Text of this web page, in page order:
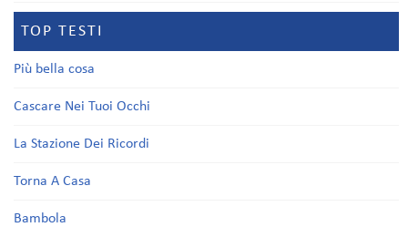
TOP TESTI
Più bella cosa
Cascare Nei Tuoi Occhi
La Stazione Dei Ricordi
Torna A Casa
Bambola